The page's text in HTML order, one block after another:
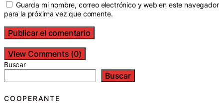
Guarda mi nombre, correo electrónico y web en este navegador
para la próxima vez que comente.
View Comments (0)
Buscar
Buscar
COOPERANTE